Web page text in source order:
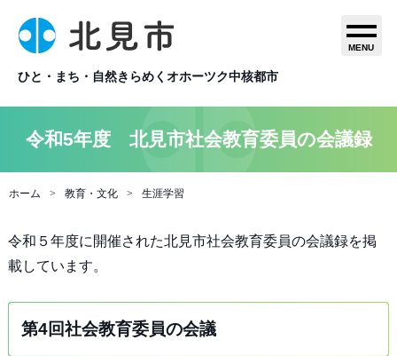
ひと・まち・自然きらめくオホーツク中核都市
MENU
令和5年度 北見市社会教育委員の会議録
ホーム 教育・文化 生涯学習
令和５年度に開催された北見市社会教育委員の会議録を掲
載しています。
第4回社会教育委員の会議